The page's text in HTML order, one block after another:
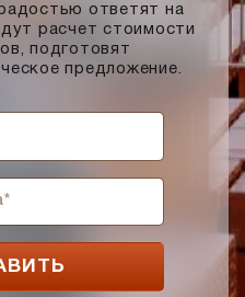
ответят на
расчет стоимости
подготовят
предложение.